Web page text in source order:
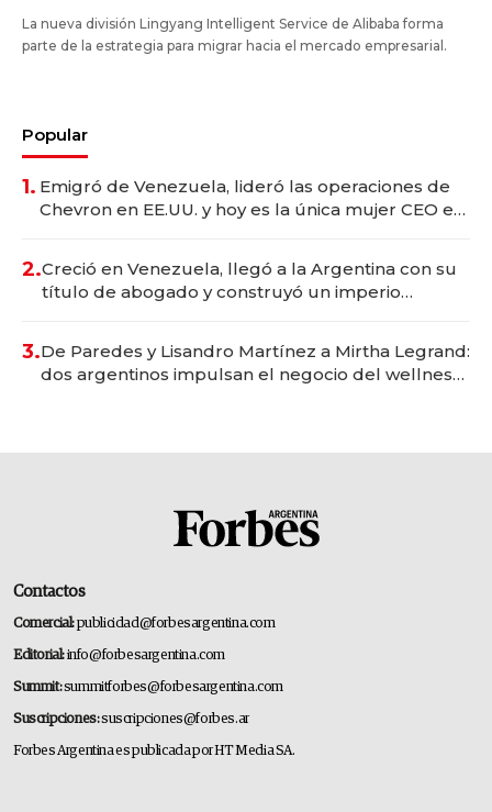
La nueva división Lingyang Intelligent Service de Alibaba forma
parte de la estrategia para migrar hacia el mercado empresarial.
Popular
1. Emigró de Venezuela, lideró las operaciones de
Chevron en EE.UU. y hoy es la única mujer CEO en
2.Creció en Venezuela, llegó a la Argentina con su
título de abogado y construyó un imperio
3.De Paredes y Lisandro Martínez a Mirtha Legrand:
dos argentinos impulsan el negocio del wellness
Contactos
Comercial:publicidad@forbesargentina.com
Editorial:info@forbesargentina.com
Summit:summitforbes@forbesargentina.com
Suscripciones:suscripciones@forbes.ar
Forbes Argentina es publicada por HT Media SA.